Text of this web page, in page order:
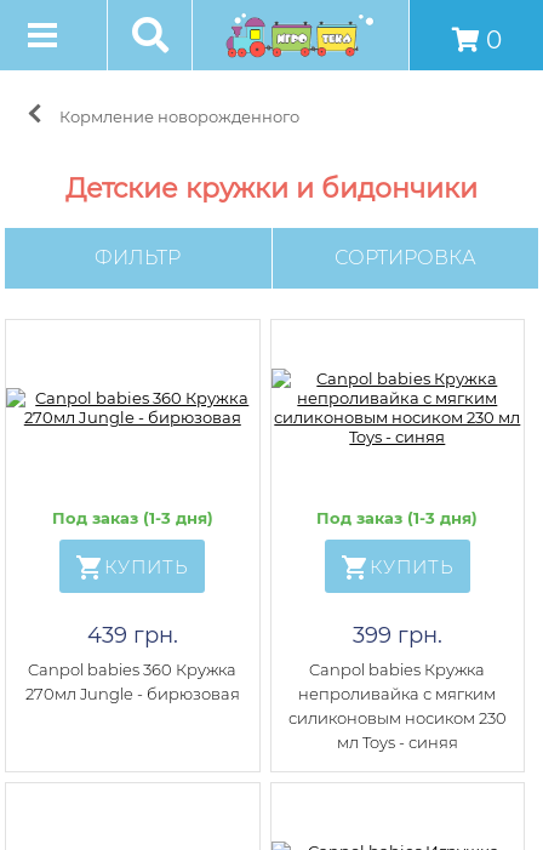
0
Кормление новорожденного
Детские кружки и бидончики
ФИЛЬТР СОРТИРОВКА
Под заказ (1-3 дня)
КУПИТЬ
439 грн.
Canpol babies 360 Кружка
270мл Jungle - бирюзовая
Под заказ (1-3 дня)
КУПИТЬ
399 грн.
Canpol babies Кружка
непроливайка с мягким
силиконовым носиком 230
мл Toys - синяя